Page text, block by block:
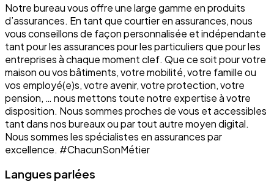
Notre bureau vous offre une large gamme en produits
d’assurances. En tant que courtier en assurances, nous
vous conseillons de façon personnalisée et indépendante
tant pour les assurances pour les particuliers que pour les
entreprises à chaque moment clef. Que ce soit pour votre
maison ou vos bâtiments, votre mobilité, votre famille ou
vos employé(e)s, votre avenir, votre protection, votre
pension, … nous mettons toute notre expertise à votre
disposition. Nous sommes proches de vous et accessibles
tant dans nos bureaux ou par tout autre moyen digital.
Nous sommes les spécialistes en assurances par
excellence. #ChacunSonMétier
Langues parlées